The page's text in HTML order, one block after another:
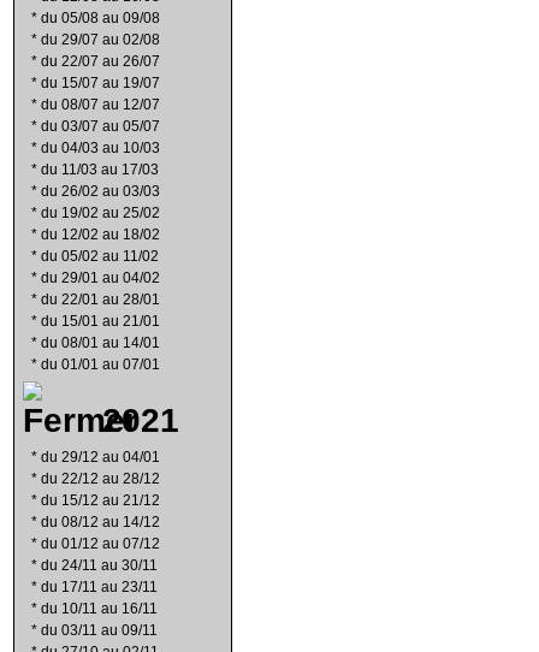
* du 05/08 au 09/08
* du 29/07 au 02/08
* du 22/07 au 26/07
* du 15/07 au 19/07
* du 08/07 au 12/07
* du 03/07 au 05/07
* du 04/03 au 10/03
* du 11/03 au 17/03
* du 26/02 au 03/03
* du 19/02 au 25/02
* du 12/02 au 18/02
* du 05/02 au 11/02
* du 29/01 au 04/02
* du 22/01 au 28/01
* du 15/01 au 21/01
* du 08/01 au 14/01
* du 01/01 au 07/01
2021
* du 29/12 au 04/01
* du 22/12 au 28/12
* du 15/12 au 21/12
* du 08/12 au 14/12
* du 01/12 au 07/12
* du 24/11 au 30/11
* du 17/11 au 23/11
* du 10/11 au 16/11
* du 03/11 au 09/11